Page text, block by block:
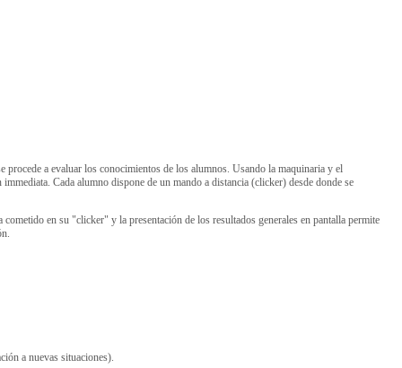
procede a evaluar los conocimientos de los alumnos. Usando la maquinaria y el
Cada alumno dispone de un mando a distancia (clicker) desde donde se
en su "clicker" y la presentación de los resultados generales en pantalla permite
a nuevas situaciones).